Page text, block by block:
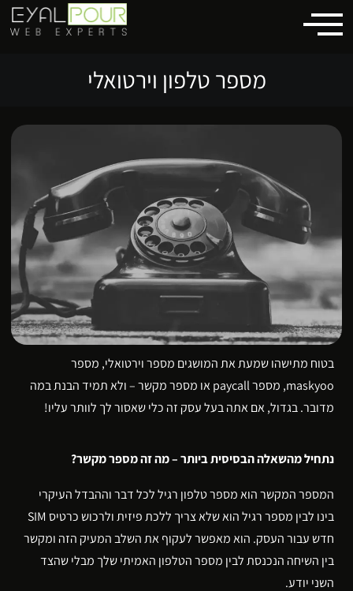
לתוכן
מספר טלפון וירטואלי
בטוח מתישהו שמעת את המושגים מספר וירטואלי, מספר
maskyoo, מספר paycall או מספר מקשר – ולא תמיד הבנת במה
מדובר. בגדול, אם אתה בעל עסק זה כלי שאסור לך לוותר עליו!
נתחיל מהשאלה הבסיסית ביותר – מה זה מספר מקשר?
המספר המקשר הוא מספר טלפון רגיל לכל דבר וההבדל העיקרי
בינו לבין מספר רגיל הוא שלא צריך ללכת פיזית ולרכוש כרטיס SIM
חדש עבור העסק. הוא מאפשר לעקוף את השלב המעיק הזה ומקשר
בין השיחה הנכנסת לבין מספר הטלפון האמיתי שלך מבלי שהצד
השני יודע.